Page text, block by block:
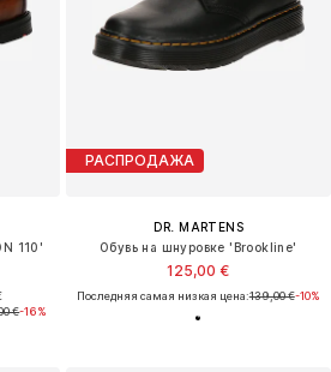
110'
€-16%
РАСПРОДАЖА
DR. MARTENS
Обувь на шнуровке 'Brookline'
125,00 €
Последняя самая низкая цена:139,00 €-10%